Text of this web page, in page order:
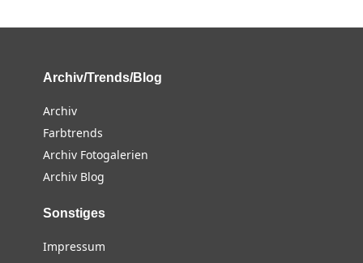
Archiv/Trends/Blog
Archiv
Farbtrends
Archiv Fotogalerien
Archiv Blog
Sonstiges
Impressum